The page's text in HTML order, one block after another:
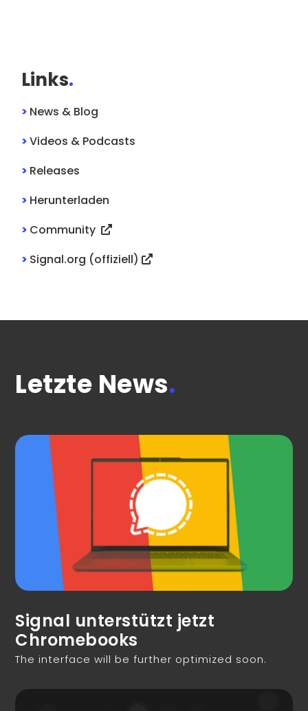
Links.
> News & Blog
>Videos & Podcasts
> Releases
> Herunterladen
> Community
> Signal.org (offiziell)
Letzte News.
Signal unterstützt jetzt
Chromebooks
The interface will be further optimized soon.